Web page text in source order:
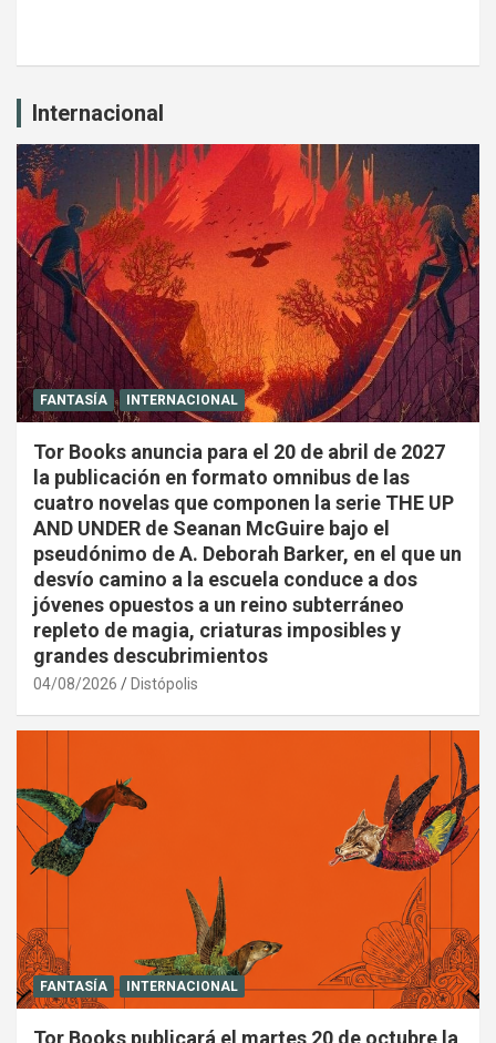
Internacional
FANTASÍA INTERNACIONAL
Tor Books anuncia para el 20 de abril de 2027
la publicación en formato omnibus de las
cuatro novelas que componen la serie THE UP
AND UNDER de Seanan McGuire bajo el
pseudónimo de A. Deborah Barker, en el que un
desvío camino a la escuela conduce a dos
jóvenes opuestos a un reino subterráneo
repleto de magia, criaturas imposibles y
grandes descubrimientos
04/08/2026 Distópolis
FANTASÍA INTERNACIONAL
Tor Books publicará el martes 20 de octubre la